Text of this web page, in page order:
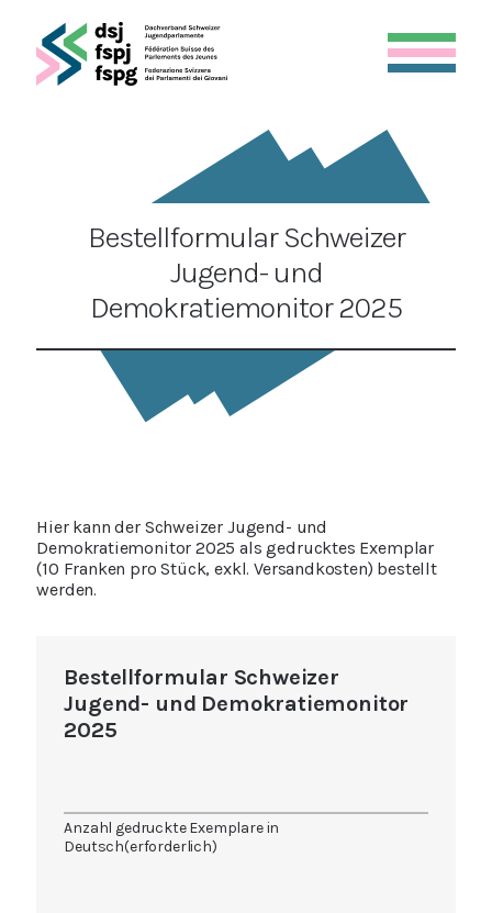
Bestellformular Schweizer
Jugend- und
Demokratiemonitor 2025
Hier kann der Schweizer Jugend- und
Demokratiemonitor 2025 als gedrucktes Exemplar
(10 Franken pro Stück, exkl. Versandkosten) bestellt
werden.
Bestellformular Schweizer
Jugend- und Demokratiemonitor
2025
Anzahl gedruckte Exemplare in
Deutsch(erforderlich)